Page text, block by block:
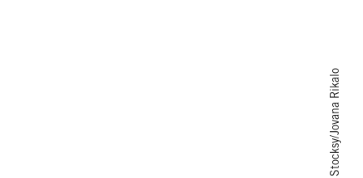
Stocksy/Jovana Rikalo